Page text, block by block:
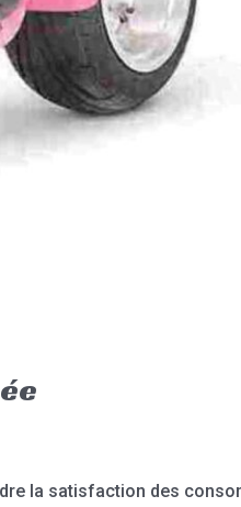
la satisfaction des